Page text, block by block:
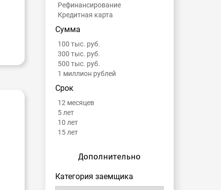
Рефинансирование
Кредитная карта
Сумма
100 тыс. руб.
300 тыс. руб.
500 тыс. руб.
1 миллион рублей
Срок
12 месяцев
5 лет
10 лет
15 лет
Дополнительно
Категория заемщика